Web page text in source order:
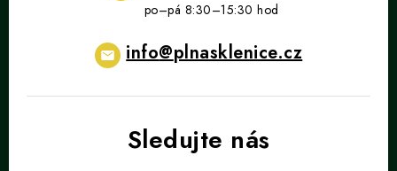
info@plnasklenice.cz